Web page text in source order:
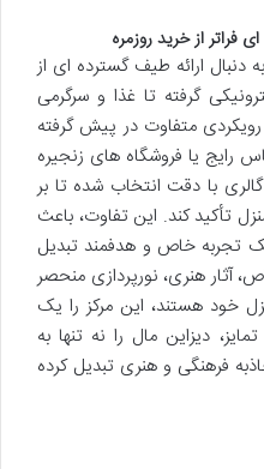
فراتر از خرید روزمره
دنبال ارائه طیف گسترده ای از
گرفته تا غذا و سرگرمی
متفاوت در پیش گرفته
رایج یا فروشگاه های زنجیره
با دقت انتخاب شده تا بر
تأکید کند. این تفاوت، باعث
تجربه خاص و هدفمند تبدیل
آثار هنری، نورپردازی منحصر
خود هستند، این مرکز را یک
دیزاین مال را نه تنها به
فرهنگی و هنری تبدیل کرده